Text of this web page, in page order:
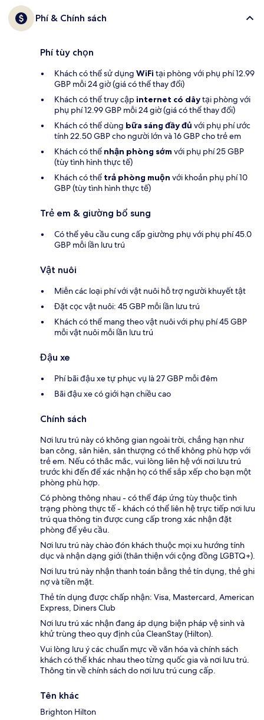
Phí & Chính sách
Phí tùy chọn
Khách có thể sử dụng WiFi tại phòng với phụ phí 12.99
GBP mỗi 24 giờ (giá có thể thay đổi)
Khách có thể truy cậpinternet có dâytại phòng với
phụ phí 12.99 GBP mỗi 24 giờ (giá có thể thay đổi)
Khách có thể dùng bữa sáng đầy đủ với phụ phí ước
tính 22.50 GBP cho người lớn và 16 GBP cho trẻ em
Khách có thể nhận phòng sớm với phụ phí 25 GBP
(tùy tình hình thực tế)
Khách có thể trả phòng muộn với khoản phụ phí 10
GBP (tùy tình hình thực tế)
Trẻ em & giường bổ sung
Có thể yêu cầu cung cấp giường phụ với phụ phí 45.0
GBP mỗi lần lưu trú
Vật nuôi
Miễn các loại phí với vật nuôi hỗ trợ người khuyết tật
Đặt cọc vật nuôi: 45 GBP mỗi lần lưu trú
Khách có thể mang theo vật nuôi với phụ phí 45 GBP
mỗi vật nuôi mỗi lần lưu trú
Đậu xe
Phí bãi đậu xe tự phục vụ là 27 GBP mỗi đêm
Bãi đậu xe có giới hạn chiều cao
Chính sách
Nơi lưu trú này có không gian ngoài trời, chẳng hạn như
ban công, sân hiên, sân thượng có thể không phù hợp với
trẻ em. Nếu có thắc mắc, vui lòng liên hệ với nơi lưu trú
trước khi đến để xác nhận họ có thể sắp xếp cho bạn một
phòng phù hợp.
Có phòng thông nhau - có thể đáp ứng tùy thuộc tình
trạng phòng thực tế - khách có thể liên hệ trực tiếp nơi lưu
trú qua thông tin được cung cấp trong xác nhận đặt
phòng để yêu cầu.
Nơi lưu trú này chào đón khách thuộc mọi xu hướng tính
dục và nhận dạng giới (thân thiện với cộng đồng LGBTQ+).
Nơi lưu trú này nhận thanh toán bằng thẻ tín dụng, thẻ ghi
nợ và tiền mặt.
Thẻ tín dụng được chấp nhận: Visa, Mastercard, American
Express, Diners Club
Nơi lưu trú xác nhận đang áp dụng biện pháp vệ sinh và
khử trùng theo quy định của CleanStay (Hilton).
Vui lòng lưu ý các chuẩn mực về văn hóa và chính sách
khách có thể khác nhau theo từng quốc gia và nơi lưu trú.
Thông tin về chính sách do nơi lưu trú cung cấp.
Tên khác
Brighton Hilton